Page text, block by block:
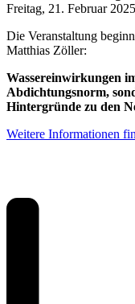
Freitag, 21. Februar
Die Veranstaltung
Matthias Zöller:
Wassereinwirkungen
Abdichtungsnorm,
Hintergründe zu den
Weitere Informationen